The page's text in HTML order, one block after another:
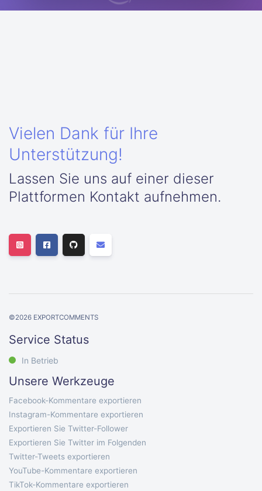
Vielen Dank für Ihre
Unterstützung!
Lassen Sie uns auf einer dieser
Plattformen Kontakt aufnehmen.
©2026 EXPORTCOMMENTS
Service Status
In Betrieb
Unsere Werkzeuge
Facebook-Kommentare exportieren
Instagram-Kommentare exportieren
Exportieren Sie Twitter-Follower
Exportieren Sie Twitter im Folgenden
Twitter-Tweets exportieren
YouTube-Kommentare exportieren
TikTok-Kommentare exportieren